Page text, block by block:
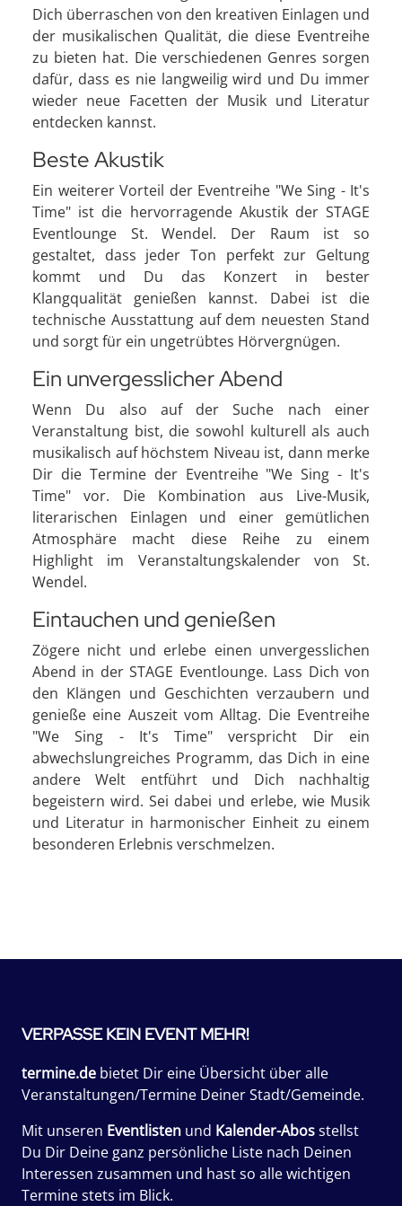
Dich überraschen von den kreativen Einlagen und
der musikalischen Qualität, die diese Eventreihe
zu bieten hat. Die verschiedenen Genres sorgen
dafür, dass es nie langweilig wird und Du immer
wieder neue Facetten der Musik und Literatur
entdecken kannst.
Beste Akustik
Ein weiterer Vorteil der Eventreihe "We Sing - It's
Time" ist die hervorragende Akustik der STAGE
Eventlounge St. Wendel. Der Raum ist so
gestaltet, dass jeder Ton perfekt zur Geltung
kommt und Du das Konzert in bester
Klangqualität genießen kannst. Dabei ist die
technische Ausstattung auf dem neuesten Stand
und sorgt für ein ungetrübtes Hörvergnügen.
Ein unvergesslicher Abend
Wenn Du also auf der Suche nach einer
Veranstaltung bist, die sowohl kulturell als auch
musikalisch auf höchstem Niveau ist, dann merke
Dir die Termine der Eventreihe "We Sing - It's
Time" vor. Die Kombination aus Live-Musik,
literarischen Einlagen und einer gemütlichen
Atmosphäre macht diese Reihe zu einem
Highlight im Veranstaltungskalender von St.
Wendel.
Eintauchen und genießen
Zögere nicht und erlebe einen unvergesslichen
Abend in der STAGE Eventlounge. Lass Dich von
den Klängen und Geschichten verzaubern und
genieße eine Auszeit vom Alltag. Die Eventreihe
"We Sing - It's Time" verspricht Dir ein
abwechslungreiches Programm, das Dich in eine
andere Welt entführt und Dich nachhaltig
begeistern wird. Sei dabei und erlebe, wie Musik
und Literatur in harmonischer Einheit zu einem
besonderen Erlebnis verschmelzen.
VERPASSE KEIN EVENT MEHR!
termine.de bietet Dir eine Übersicht über alle
Veranstaltungen/Termine Deiner Stadt/Gemeinde.
Mit unseren Eventlisten und Kalender-Abosstellst
Du Dir Deine ganz persönliche Liste nach Deinen
Interessen zusammen und hast so alle wichtigen
Termine stets im Blick.